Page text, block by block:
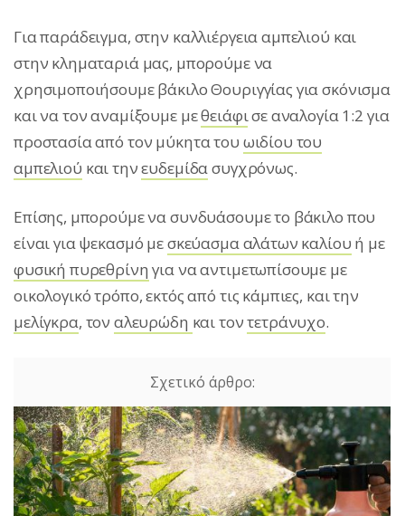
Για παράδειγμα, στην καλλιέργεια αμπελιού και
στην κληματαριά μας, μπορούμε να
χρησιμοποιήσουμε βάκιλο Θουριγγίας για σκόνισμα
και να τον αναμίξουμε μεθειάφισε αναλογία 1:2 για
προστασία από τον μύκητα του ωιδίου του
αμπελιού και τηνευδεμίδασυγχρόνως.
Επίσης, μπορούμε να συνδυάσουμε το βάκιλο που
είναι για ψεκασμό μεσκεύασμα αλάτων καλίου ή με
φυσική πυρεθρίνη για να αντιμετωπίσουμε με
οικολογικό τρόπο, εκτός από τις κάμπιες, και την
μελίγκρα, τον αλευρώδη και τοντετράνυχο.